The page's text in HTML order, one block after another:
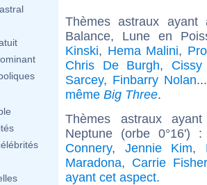
Thèmes astraux
Balance, Lune en
Kinski, Hema Malini,
Chris De Burgh,
Sarcey, Finbarry Nolan
même Big Three.
Thèmes astraux
Neptune (orbe 0°16')
Connery, Jennie Kim,
Maradona, Carrie Fisher
ayant cet aspect.